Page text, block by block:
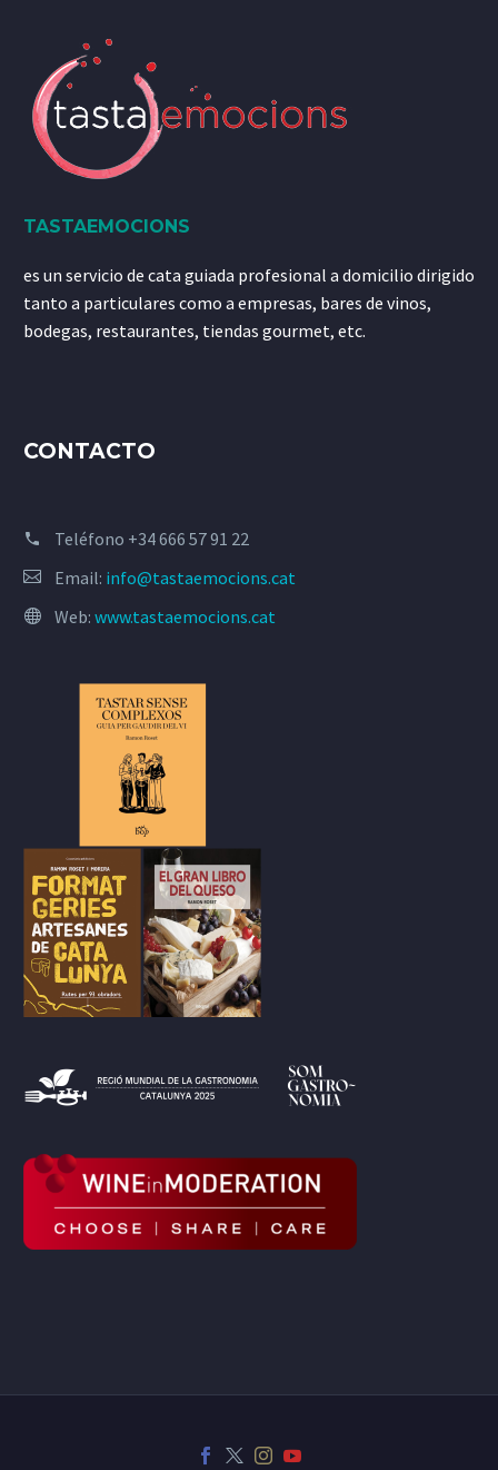
TASTAEMOCIONS
es un servicio de cata guiada profesional a domicilio dirigido
tanto a particulares como a empresas, bares de vinos,
bodegas, restaurantes, tiendas gourmet, etc.
CONTACTO
Teléfono +34 666 57 91 22
Email: info@tastaemocions.cat
Web: www.tastaemocions.cat